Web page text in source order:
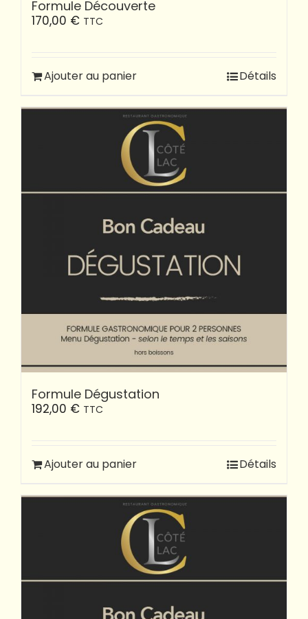
Formule Découverte
170,00 € TTC
Ajouter au panier Détails
Formule Dégustation
192,00 € TTC
Ajouter au panier Détails